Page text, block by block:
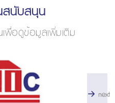
นับสนุน
พื่อดูข้อมูลเพิ่มเติม
next